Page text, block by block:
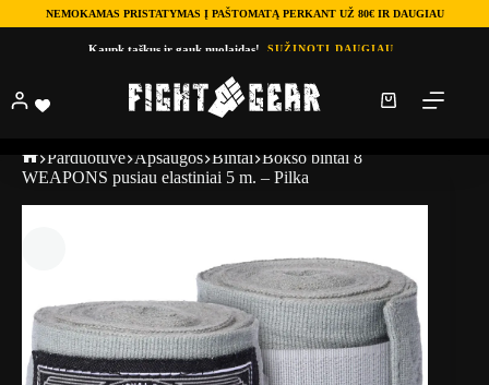
NEMOKAMAS PRISTATYMAS Į PAŠTOMATĄ PERKANT UŽ 80€ IR DAUGIAU
Kaupk taškus ir gauk nuolaidas! SUŽINOTI DAUGIAU
Parduotuve Apsaugos Bintai Bokso bintai 8
WEAPONS pusiau elastiniai 5 m. – Pilka